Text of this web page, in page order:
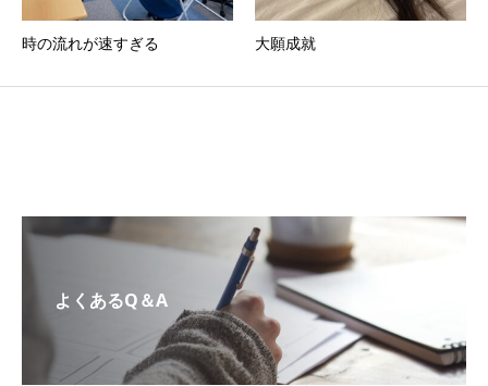
時の流れが速すぎる 大願成就
よくあるQ＆A